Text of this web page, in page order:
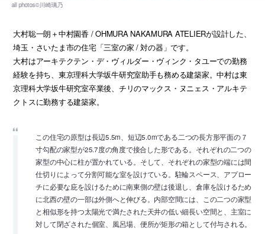
大村聡一朗＋中村園香 / OHMURA NAKAMURA ATELIERが設計した、
埼玉・さいたま市の住宅「三室の家 / 対の器」です。
大村はアーキテクテン・デ・ヴィルダー・ヴィンク・タユーでの勤務
経験を持ち、東京理科大学坂牛研究室助手も務める建築家。中村は東
京理科大学坂牛研究室卒業後、チリのマックス・ヌニェス・アルキテ
クトスに勤務する建築家。
この住宅の原型は長辺5.5m、短辺5.0mである二つの長方形平面の７
寸勾配の家型が25.7度の角度で接合した形である。それぞれの二つの
家型の中心に柱が置かれている。そして、それぞれの家型の端には間
仕切りによって分割可能な室を設けている。駐輪スペース、アプロー
チに必要な庇を設けるために南東側の壁は後退し、倉庫を設けるため
に北西の壁の一部は外側へと伸びる。内部空間には、この二つの家型
と相似形を持つ太陽光で満たされた天井の低い細長い空間と、主室に
対して閉ざされた個室、風呂場、便所が矩形の箱として付与される。